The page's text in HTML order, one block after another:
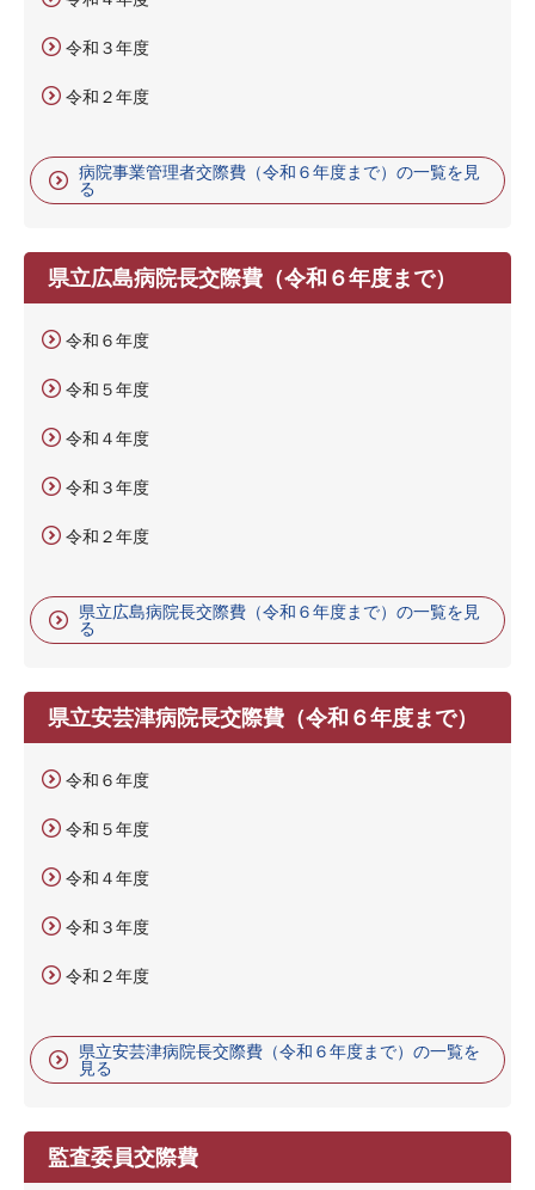
令和３年度
令和２年度
病院事業管理者交際費（令和６年度まで）の一覧を見
る
県立広島病院長交際費（令和６年度まで）
令和６年度
令和５年度
令和４年度
令和３年度
令和２年度
県立広島病院長交際費（令和６年度まで）の一覧を見
る
県立安芸津病院長交際費（令和６年度まで）
令和６年度
令和５年度
令和４年度
令和３年度
令和２年度
県立安芸津病院長交際費（令和６年度まで）の一覧を
見る
監査委員交際費